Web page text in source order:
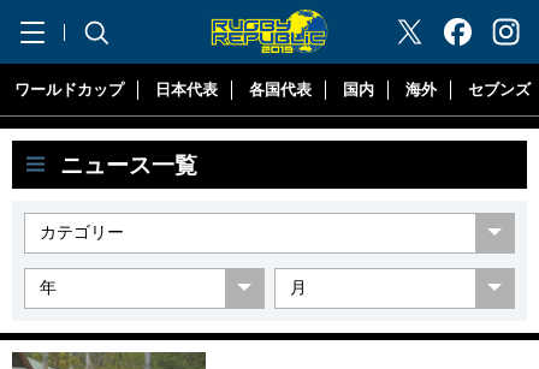
"ラグビーリパブリック"
ワールドカップ 日本代表 各国代表 国内 海外 セブンズ
ニュース一覧